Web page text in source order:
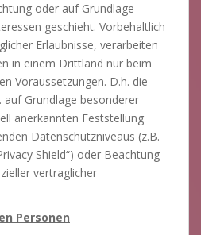
oder auf Grundlage
geschieht. Vorbehaltlich
Erlaubnisse, verarbeiten
in einem Drittland nur beim
Voraussetzungen. D.h. die
Grundlage besonderer
anerkannten Feststellung
Datenschutzniveaus (z.B.
Shield“) oder Beachtung
vertraglicher
Personen